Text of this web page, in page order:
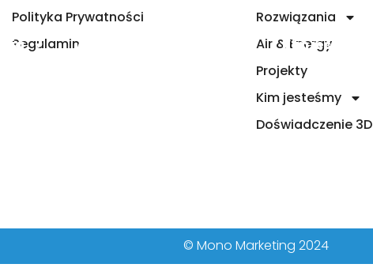
Air & Energy Kim jesteśmy
Polityka Prywatności
Regulamin
Rozwiązania
Air & Energy
Projekty
Kim jesteśmy
Doświadczenie 3D
© Mono Marketing 2024